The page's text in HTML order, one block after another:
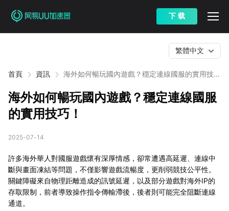
下 载
首頁 資訊
海外如何暢玩國內遊戲？穩定連線國服的實用技
繁體中文
海外如何暢玩國內遊戲？穩定連線國服
的實用技巧！
2025-07-14
許多海外華人對國服遊戲懷有深厚情感，卻常遭遇高延遲、連線中
斷與畫面凍結等問題，不僅影響遊戲流暢度，更削弱競技公平性。
關鍵障礙來自物理距離造成的訊號延遲，以及部分遊戲對海外IP的
存取限制，前者導致操作指令傳輸滯後，後者則可能完全阻斷連線
通道。